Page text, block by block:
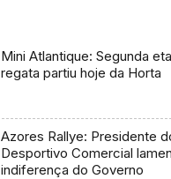
Mini Atlantique: Segunda
regata partiu hoje da Horta
Azores Rallye: Presidente
Desportivo Comercial
indiferença do Governo